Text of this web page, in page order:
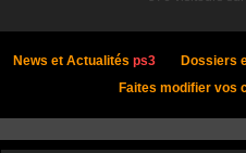
News et Actualités ps3 Dossiers
Faites modifier vos